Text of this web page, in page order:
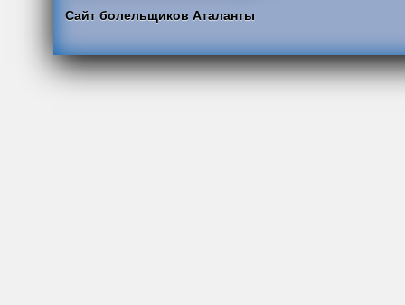
Сайт болельщиков Аталанты